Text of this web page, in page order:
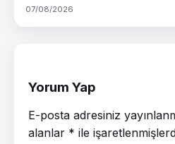
07/08/2026
Yorum Yap
E-posta adresiniz
alanlar * ile